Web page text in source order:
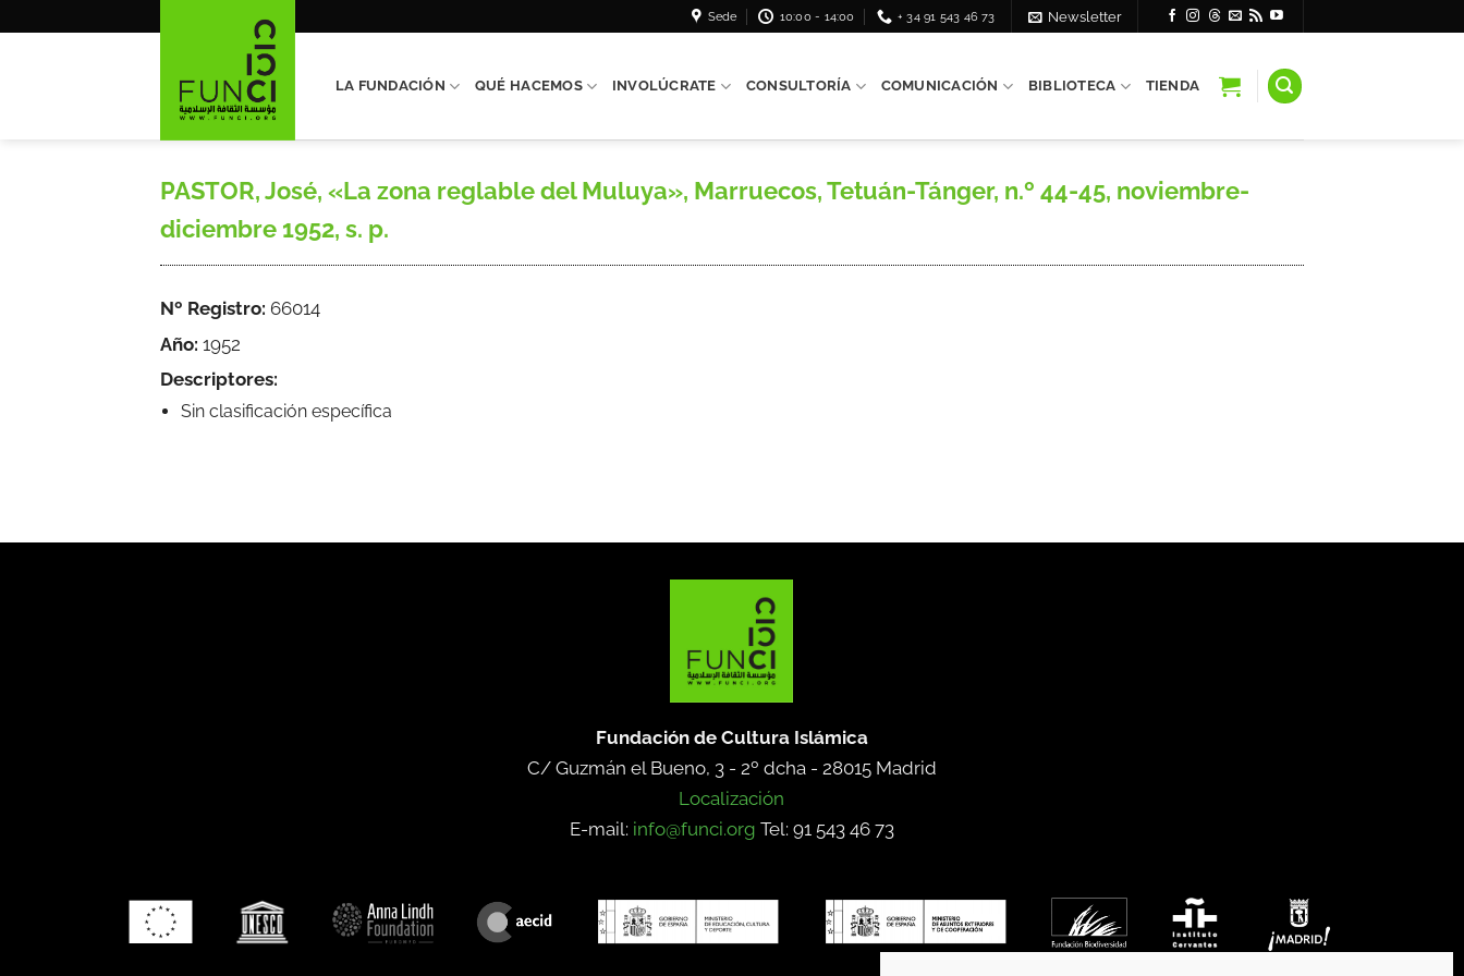
Sede 10:00 - 14:00 + 34 91 543 46 73 Newsletter
LA FUNDACIÓN QUÉ HACEMOS INVOLÚCRATE CONSULTORÍA COMUNICACIÓN BIBLIOTECA TIENDA
PASTOR, José, «La zona reglable del Muluya», Marruecos, Tetuán-Tánger, n.º 44-45, noviembre-
diciembre 1952, s. p.
Nº Registro: 66014
Año: 1952
Descriptores:
Sin clasificación específica
Fundación de Cultura Islámica
C/ Guzmán el Bueno, 3 - 2º dcha - 28015 Madrid
Localización
E-mail: info@funci.org Tel: 91 543 46 73